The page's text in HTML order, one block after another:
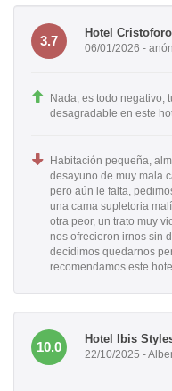
3.7
Hotel
06/01/2026 -
Nada, es todo negativo,
desagradable en este
Habitación pequeña,
desayuno de muy mala
pero aún le falta,
una cama supletoria
otra peor, un trato muy
nos ofrecieron irnos sin
decidimos quedarnos
recomendamos este
10.0
Hotel Ibis
22/10/2025 -